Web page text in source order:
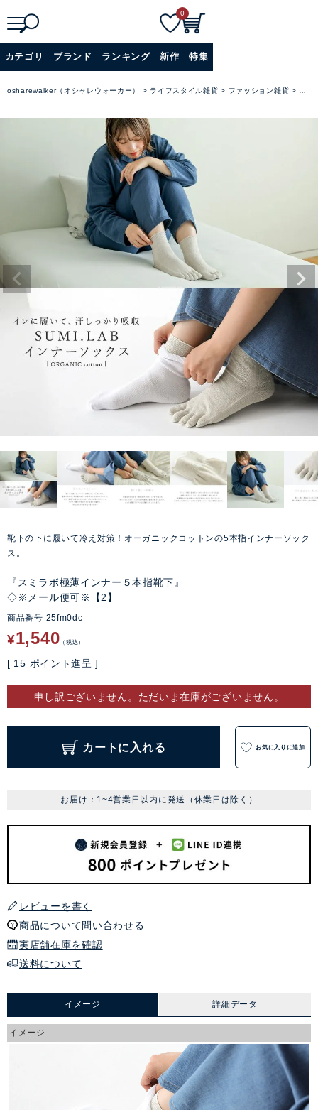
詳細検索
0
カテゴリ ブランド ランキング 新作 特集
osharewalker（オシャレウォーカー） ライフスタイル雑貨 ファッション雑貨
靴下の下に履いて冷え対策！オーガニックコットンの5本指インナーソック
ス。
『スミラボ極薄インナー５本指靴下』
◇※メール便可※【2】
商品番号 25fm0dc
¥1,540 税込
[ 15 ポイント進呈 ]
申し訳ございません。ただいま在庫がございません。
カートに入れる お気に入りに追加
お届け：1~4営業日以内に発送（休業日は除く）
レビューを書く
商品について問い合わせる
実店舗在庫を確認
送料について
イメージ 詳細データ
イメージ